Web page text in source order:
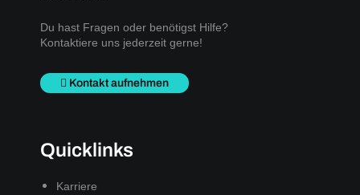
Du hast Fragen oder benötigst Hilfe?
Kontaktiere uns jederzeit gerne!
Kontakt aufnehmen
Quicklinks
Karriere